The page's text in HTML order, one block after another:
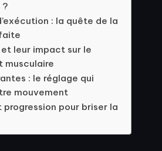
?
: la quête de la
et leur impact sur le
musculaire
: le réglage qui
mouvement
pour briser la